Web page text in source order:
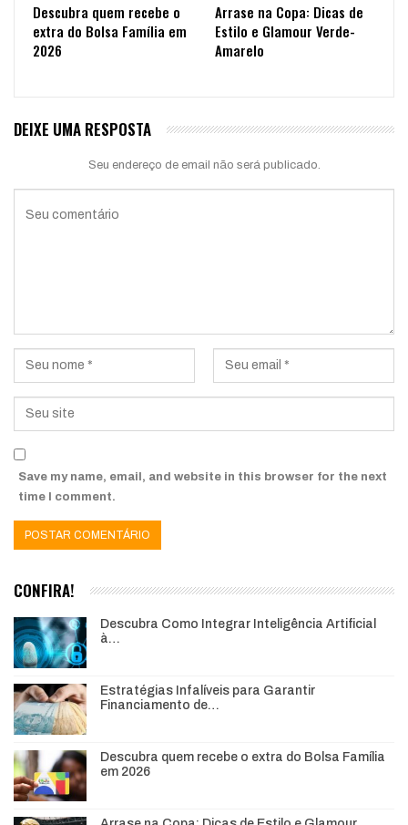
Descubra quem recebe o
extra do Bolsa Família em
2026
Arrase na Copa: Dicas de
Estilo e Glamour Verde-
Amarelo
DEIXE UMA RESPOSTA
Seu endereço de email não será publicado.
Save my name, email, and website in this browser for the next
time I comment.
CONFIRA!
Descubra Como Integrar Inteligência Artificial
à…
Estratégias Infalíveis para Garantir
Financiamento de…
Descubra quem recebe o extra do Bolsa Família
em 2026